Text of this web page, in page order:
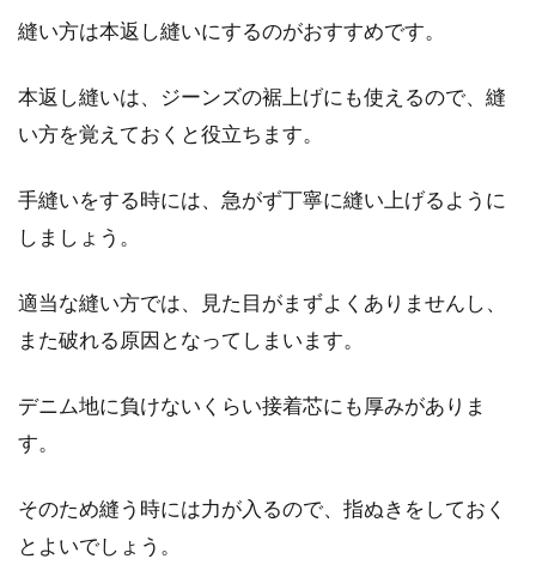
縫い方は本返し縫いにするのがおすすめです。
本返し縫いは、ジーンズの裾上げにも使えるので、縫
い方を覚えておくと役立ちます。
手縫いをする時には、急がず丁寧に縫い上げるように
しましょう。
適当な縫い方では、見た目がまずよくありませんし、
また破れる原因となってしまいます。
デニム地に負けないくらい接着芯にも厚みがありま
す。
そのため縫う時には力が入るので、指ぬきをしておく
とよいでしょう。